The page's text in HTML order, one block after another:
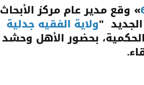
» وقع مدير عام مركز الأبحاث
الجديد "ولاية الفقيه جدلية
بحضور الأهل وحشد